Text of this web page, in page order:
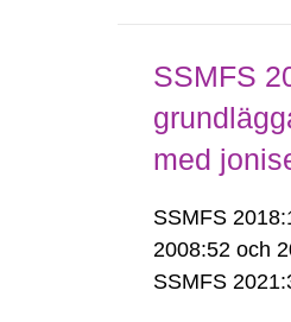
SSMFS
med
SSMFS
2008:52 och
SSMFS